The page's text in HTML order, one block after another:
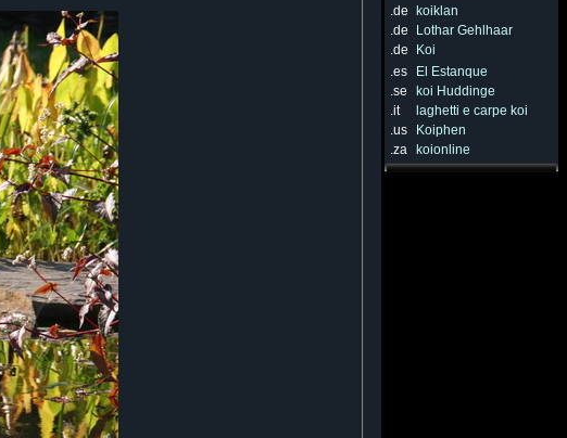
.de
koiklan
.de
Lothar Gehlhaar
.de
Koi
.es
El Estanque
.se
koi Huddinge
.it
laghetti e carpe koi
.us
Koiphen
.za
koionline